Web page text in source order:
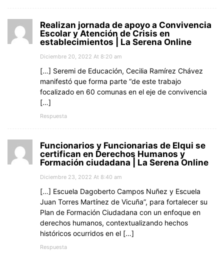
Realizan jornada de apoyo a Convivencia
Escolar y Atención de Crisis en
establecimientos | La Serena Online
Diciembre 20, 2022 At 8:20 am
[…] Seremi de Educación, Cecilia Ramírez Chávez
manifestó que forma parte “de este trabajo
focalizado en 60 comunas en el eje de convivencia
[…]
Respuesta
Funcionarios y Funcionarias de Elqui se
certifican en Derechos Humanos y
Formación ciudadana | La Serena Online
Diciembre 23, 2022 At 8:40 am
[…] Escuela Dagoberto Campos Nuñez y Escuela
Juan Torres Martínez de Vicuña”, para fortalecer su
Plan de Formación Ciudadana con un enfoque en
derechos humanos, contextualizando hechos
históricos ocurridos en el […]
Respuesta